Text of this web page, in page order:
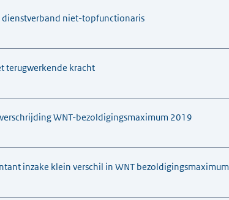
niet-topfunctionaris
terugwerkende kracht
WNT-bezoldigingsmaximum 2019
inzake klein verschil in WNT bezoldigingsmaximum